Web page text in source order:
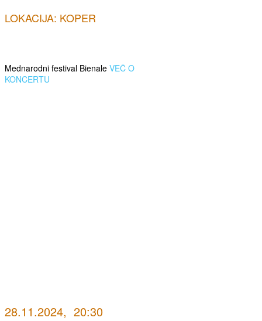
LOKACIJA: KOPER
Mednarodni festival Bienale VEČ O
KONCERTU
28.11.2024, 20:30